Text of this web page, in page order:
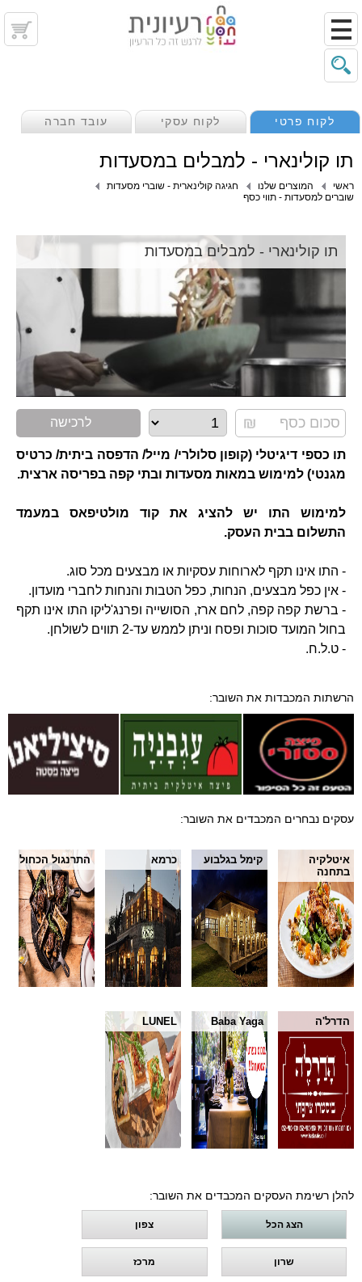
לקוח פרטי לקוח עסקי עובד חברה
תו קולינארי - למבלים במסעדות
ראשי המוצרים שלנו
חגיגה קולינארית - שוברי מסעדות
שוברים למסעדות - תווי כסף
תו קולינארי - למבלים במסעדות
לרכישה
תו כספי דיגיטלי (קופון סלולרי/ מייל/ הדפסה ביתית/ כרטיס
מגנטי) למימוש במאות מסעדות ובתי קפה בפריסה ארצית.
למימוש התו יש להציג את קוד מולטיפאס במעמד
התשלום בבית העסק.
- התו אינו תקף לארוחות עסקיות או מבצעים מכל סוג.
- אין כפל מבצעים, הנחות, כפל הטבות והנחות לחברי מועדון.
- ברשת קפה קפה, לחם ארז, הסושייה ופרנג'ליקו התו אינו תקף
בחול המועד סוכות ופסח וניתן לממש עד-2 תווים לשולחן.
- ט.ל.ח.
הרשתות המכבדות את השובר:
עסקים נבחרים המכבדים את השובר:
איטלקיה
בתחנה
קימל בגלבוע כרמא התרנגול הכחול
הדרל'ה Baba Yaga
LUNEL
להלן רשימת העסקים המכבדים את השובר:
הצג הכל צפון
שרון מרכז